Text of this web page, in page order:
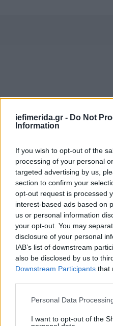
iefimerida.gr - Do Not
Information
If you wish to opt-out of the
processing of your personal
targeted advertising by us,
section to confirm your
opt-out request is processed
interest-based ads based on
us or personal information
your opt-out. You may
disclosure of your personal
IAB’s list of downstream
also be disclosed by us to
Downstream Participants that
Please note that this
not limited to your visit or
Personal Data
I want to opt-out of the